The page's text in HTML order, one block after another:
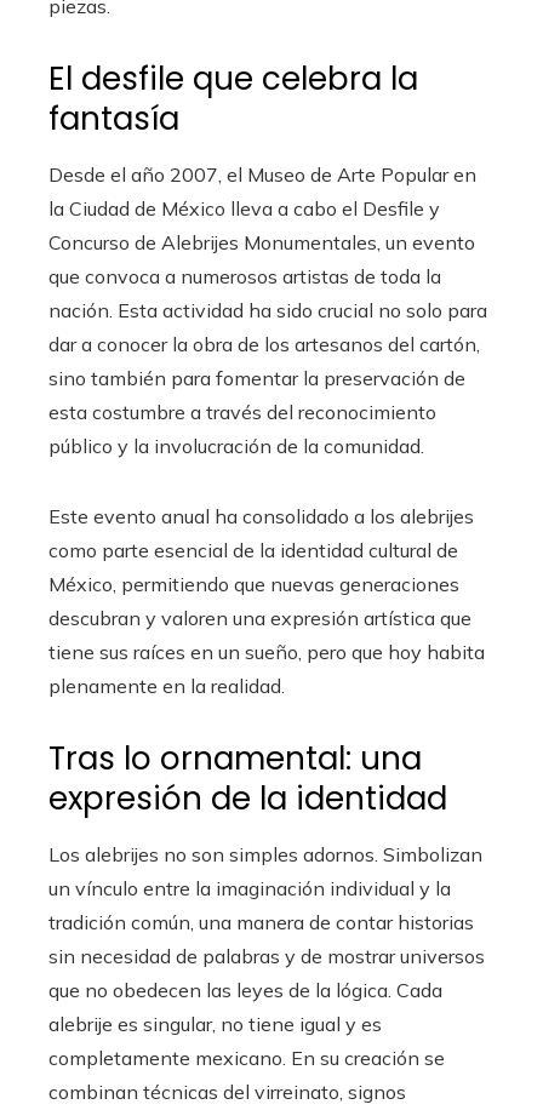
piezas.
El desfile que celebra la
fantasía
Desde el año 2007, el Museo de Arte Popular en
la Ciudad de México lleva a cabo el Desfile y
Concurso de Alebrijes Monumentales, un evento
que convoca a numerosos artistas de toda la
nación. Esta actividad ha sido crucial no solo para
dar a conocer la obra de los artesanos del cartón,
sino también para fomentar la preservación de
esta costumbre a través del reconocimiento
público y la involucración de la comunidad.
Este evento anual ha consolidado a los alebrijes
como parte esencial de la identidad cultural de
México, permitiendo que nuevas generaciones
descubran y valoren una expresión artística que
tiene sus raíces en un sueño, pero que hoy habita
plenamente en la realidad.
Tras lo ornamental: una
expresión de la identidad
Los alebrijes no son simples adornos. Simbolizan
un vínculo entre la imaginación individual y la
tradición común, una manera de contar historias
sin necesidad de palabras y de mostrar universos
que no obedecen las leyes de la lógica. Cada
alebrije es singular, no tiene igual y es
completamente mexicano. En su creación se
combinan técnicas del virreinato, signos